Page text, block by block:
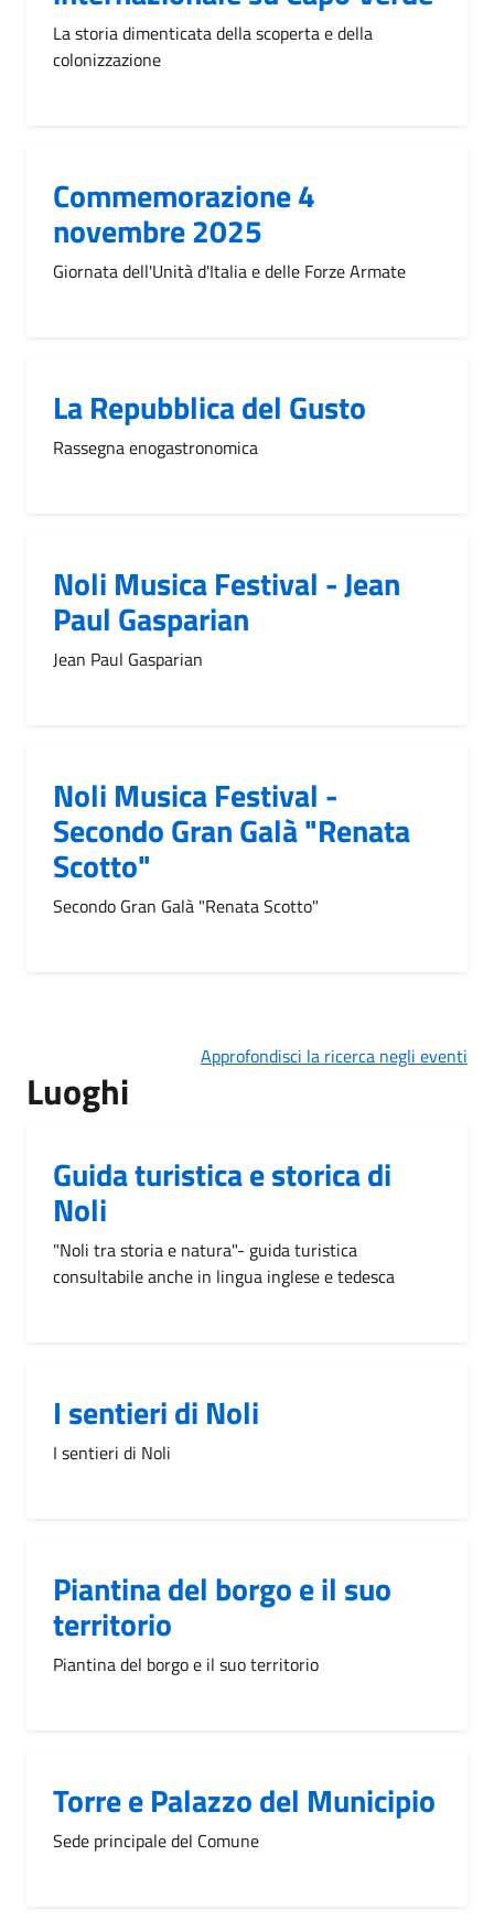
La storia dimenticata della scoperta e della
colonizzazione
Commemorazione 4
novembre 2025
Giornata dell'Unità d'Italia e delle Forze Armate
La Repubblica del Gusto
Rassegna enogastronomica
Noli Musica Festival - Jean
Paul Gasparian
Jean Paul Gasparian
Noli Musica Festival -
Secondo Gran Galà "Renata
Scotto"
Secondo Gran Galà "Renata Scotto"
Approfondisci la ricerca negli eventi
Luoghi
Guida turistica e storica di
Noli
"Noli tra storia e natura"- guida turistica
consultabile anche in lingua inglese e tedesca
I sentieri di Noli
I sentieri di Noli
Piantina del borgo e il suo
territorio
Piantina del borgo e il suo territorio
Torre e Palazzo del Municipio
Sede principale del Comune